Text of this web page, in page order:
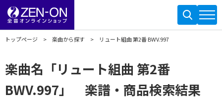
トップページ 楽曲から探す リュート組曲 第2番 BWV.997
楽曲名「リュート組曲 第2番
BWV.997」 楽譜・商品検索結果